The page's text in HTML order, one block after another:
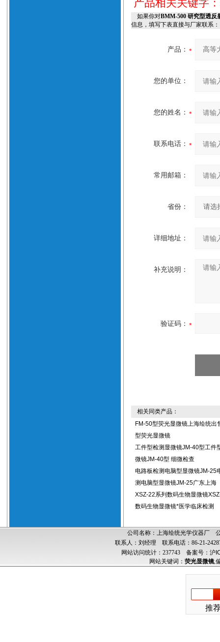
产品相关关键字
如果你对BMM-500 研究型透反
信息，填写下表直接与厂家联系：
产品：
您的单位：
您的姓名：
联系电话：
常用邮箱：
省份：
详细地址：
补充说明：
验证码：
相关同类产品：
FM-50型荧光显微镜上海绘统出
型荧光显微镜
工件型检测显微镜JM-40型工件
微镜JM-40型 细微检查
电路板检测电脑型显微镜JM-25
测电脑型显微镜JM-25广东上海
XSZ-22系列数码生物显微镜
数码生物显微镜*医学临床检测
公司名称：上海绘统光学仪器厂
联系人：刘经理 联系电话：86-21-
网站访问统计：237743 备案号：沪
网站关键词： 荧光显微镜,
推